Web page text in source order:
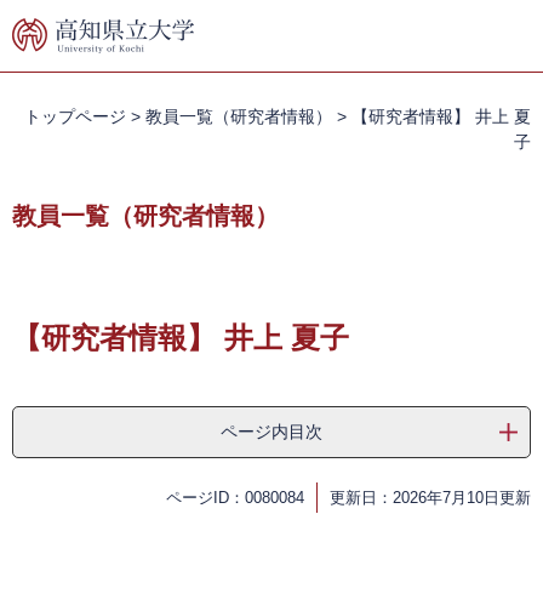
ー
ニ
て
トップページ > 教員一覧（研究者情報） >
【研究者情報】 井上 夏
子
教員一覧（研究者情報）
【研究者情報】 井上 夏子
ページ内目次
ページID：0080084 更新日：2026年7月10日更新